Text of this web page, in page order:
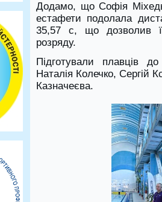
Додамо, що Софія
естафети подолала
35,57 с, що дозволив
розряду.
Підготували плавців
Наталія Колечко, Сергій
Казначеєва.